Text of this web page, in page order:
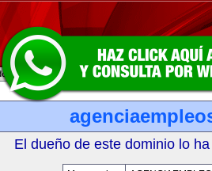
El dueño de este dominio lo